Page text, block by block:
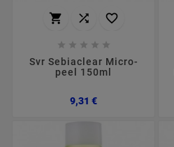
  
    
Svr Sebiaclear Micro-
peel 150ml
9,31 €Preço